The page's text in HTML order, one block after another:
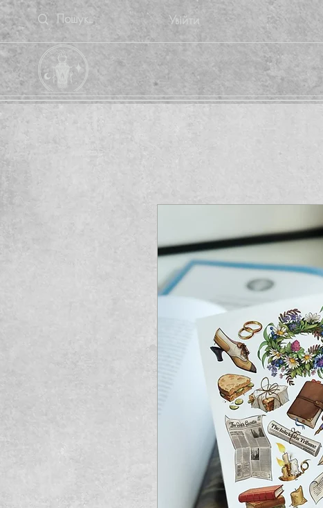
Увійти